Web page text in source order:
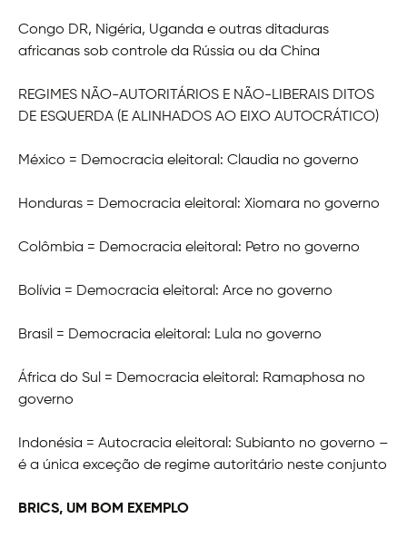
Congo DR, Nigéria, Uganda e outras ditaduras
africanas sob controle da Rússia ou da China
REGIMES NÃO-AUTORITÁRIOS E NÃO-LIBERAIS DITOS
DE ESQUERDA (E ALINHADOS AO EIXO AUTOCRÁTICO)
México = Democracia eleitoral: Claudia no governo
Honduras = Democracia eleitoral: Xiomara no governo
Colômbia = Democracia eleitoral: Petro no governo
Bolívia = Democracia eleitoral: Arce no governo
Brasil = Democracia eleitoral: Lula no governo
África do Sul = Democracia eleitoral: Ramaphosa no
governo
Indonésia = Autocracia eleitoral: Subianto no governo –
é a única exceção de regime autoritário neste conjunto
BRICS, UM BOM EXEMPLO